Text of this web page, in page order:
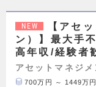
NEW
【アセ
ン）】最大手
高年収/経験者
アセットマネジ
700万円 ～ 1449万円